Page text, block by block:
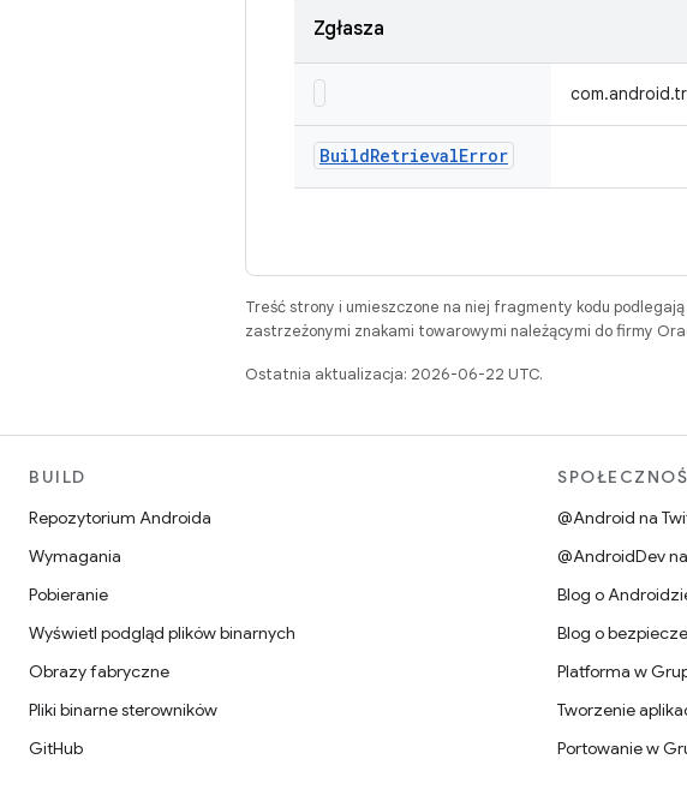
Zgłasza
BuildRetrievalError
Treść strony i umieszczone na niej fragmenty kodu
zastrzeżonymi znakami towarowymi należącymi do firmy
Ostatnia aktualizacja: 2026-06-22 UTC.
BUILD
Repozytorium Androida
Wymagania
Pobieranie
Wyświetl podgląd plików binarnych
Obrazy fabryczne
Pliki binarne sterowników
GitHub
@Android na
@AndroidDev
Blog o
Blog o
Platforma w
Tworzenie
Portowanie w